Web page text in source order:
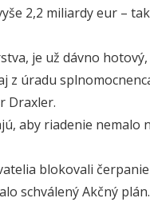
2,2 miliardy eur –
je už dávno
úradu
Draxler.
aby riadenie
blokovali
schválený Akčný